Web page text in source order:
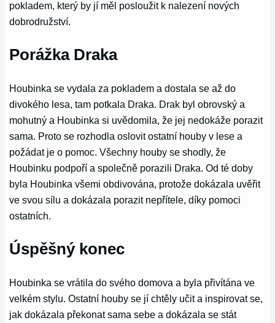
pokladem, který by jí měl posloužit k nalezení nových
dobrodružství.
Porážka Draka
Houbinka se vydala za pokladem a dostala se až do
divokého lesa, tam potkala Draka. Drak byl obrovský a
mohutný a Houbinka si uvědomila, že jej nedokáže porazit
sama. Proto se rozhodla oslovit ostatní houby v lese a
požádat je o pomoc. Všechny houby se shodly, že
Houbinku podpoří a společně porazili Draka. Od té doby
byla Houbinka všemi obdivována, protože dokázala uvěřit
ve svou sílu a dokázala porazit nepřítele, díky pomoci
ostatních.
Úspěšný konec
Houbinka se vrátila do svého domova a byla přivítána ve
velkém stylu. Ostatní houby se jí chtěly učit a inspirovat se,
jak dokázala překonat sama sebe a dokázala se stát